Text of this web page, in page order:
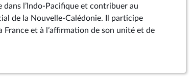
dans l’Indo-Pacifique et contribuer au
de la Nouvelle-Calédonie. Il participe
et à l’affirmation de son unité et de